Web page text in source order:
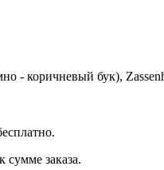
- коричневый бук),
заказа.